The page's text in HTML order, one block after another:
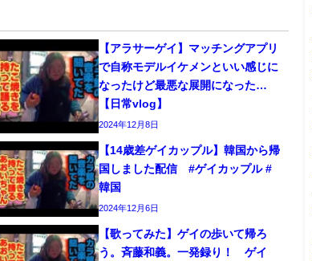
【アラサーゲイ】マッチングアプリ
で自称モデルイケメンといい感じに
なったけど最悪な展開になった…
【日常vlog】
2024年12月8日
【14歳差ゲイカップル】韓国から帰
国しました配信 #ゲイカップル #
韓国
2024年12月6日
【歌ってみた】ゲイの歩いて帰ろ
う。斉藤和義。一発録り！ ゲイ